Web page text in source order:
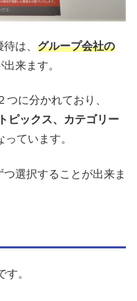
は、 グループ会社の
来ます。
に分かれており、
ピックス、カテゴリー
っています。
選択することが出来ま
。